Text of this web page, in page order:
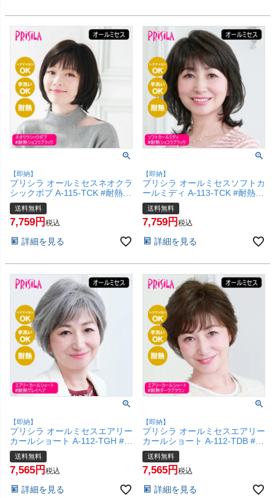
【即納】
プリシラ オールミセスネオクラ
シックボブ A-115-TCK #耐熱シ
ョコラブラック 【医療用 フル
ウィッグ かつら 和装 シニア 白
髪隠し 自然 簡単 お手軽 初心者
い】【宅配便送料無料】
送料無料
7,759 税込
詳細を見る
【即納】
プリシラ オールミセスソフトカ
ールミディ A-113-TCK #耐熱シ
ョコラブラック 【医療用 フル
ウィッグ かつら 和装 シニア 白
髪隠し 自然 簡単 お手軽 初心者
い】【宅配便送料無料】
送料無料
7,759 税込
詳細を見る
【即納】
プリシラ オールミセスエアリー
カールショート A-112-TGH #
耐熱グレイヘア 【医療用 フル
ウィッグ かつら 和装 シニア 白
髪隠し 自然 簡単 お手軽 初心者
い】【宅配便送料無料】
送料無料
7,565 税込
詳細を見る
【即納】
プリシラ オールミセスエアリー
カールショート A-112-TDB #耐
熱ダークブラウン 【医療用 フ
ルウィッグ かつら 和装 シニア
白髪隠し 自然 簡単 お手軽 初心
い】【宅配便送料無料】
送料無料
7,565 税込
詳細を見る